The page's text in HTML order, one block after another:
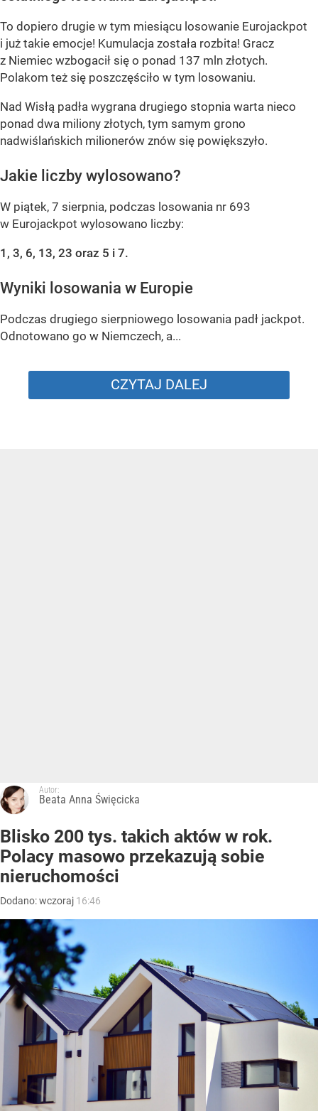
To dopiero drugie w tym miesiącu losowanie Eurojackpot
i już takie emocje! Kumulacja została rozbita! Gracz
z Niemiec wzbogacił się o ponad 137 mln złotych.
Polakom też się poszczęściło w tym losowaniu.
Nad Wisłą padła wygrana drugiego stopnia warta nieco
ponad dwa miliony złotych, tym samym grono
nadwiślańskich milionerów znów się powiększyło.
Jakie liczby wylosowano?
W piątek, 7 sierpnia, podczas losowania nr 693
w Eurojackpot wylosowano liczby:
1, 3, 6, 13, 23 oraz 5 i 7.
Wyniki losowania w Europie
Podczas drugiego sierpniowego losowania padł jackpot.
Odnotowano go w Niemczech, a...
CZYTAJ DALEJ
Autor:
Beata Anna Święcicka
Blisko 200 tys. takich aktów w rok.
Polacy masowo przekazują sobie
nieruchomości
Dodano:wczoraj 16:46